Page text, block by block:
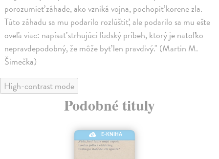
porozumieť záhade, ako vzniká vojna, pochopiť korene zla.
Túto záhadu sa mu podarilo rozlúštiť, ale podarilo sa mu ešte
oveľa viac: napísať strhujúci ľudský príbeh, ktorý je natoľko
nepravdepodobný, že môže byť len pravdivý." (Martin M.
Šimečka)
High-contrast mode
Podobné tituly
E-KNIHA